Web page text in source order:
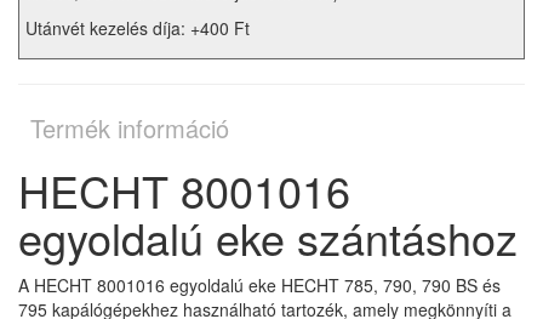
Utánvét kezelés díja: +400 Ft
Termék információ
HECHT 8001016
egyoldalú eke szántáshoz
A HECHT 8001016 egyoldalú eke HECHT 785, 790, 790 BS és
795 kapálógépekhez használható tartozék, amely megkönnyíti a